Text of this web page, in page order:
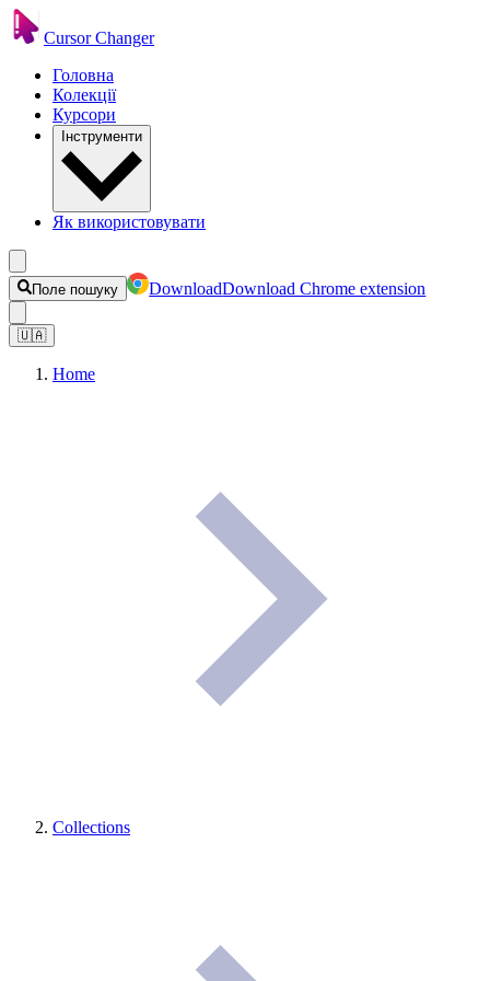
Cursor Changer
Головна
Колекції
Курсори
Інструменти
Як використовувати
Поле пошуку DownloadDownload Chrome extension
🇺🇦
Home
Collections